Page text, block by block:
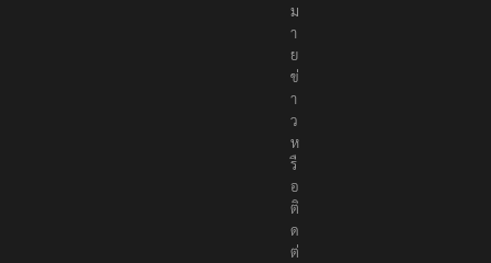
ม
า
ย
ข่
า
ว
ห
รื
อ
ติ
ด
ต่